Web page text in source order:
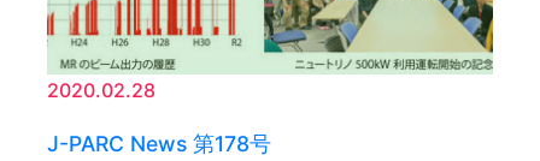
2020.02.28
J-PARC News 第178号